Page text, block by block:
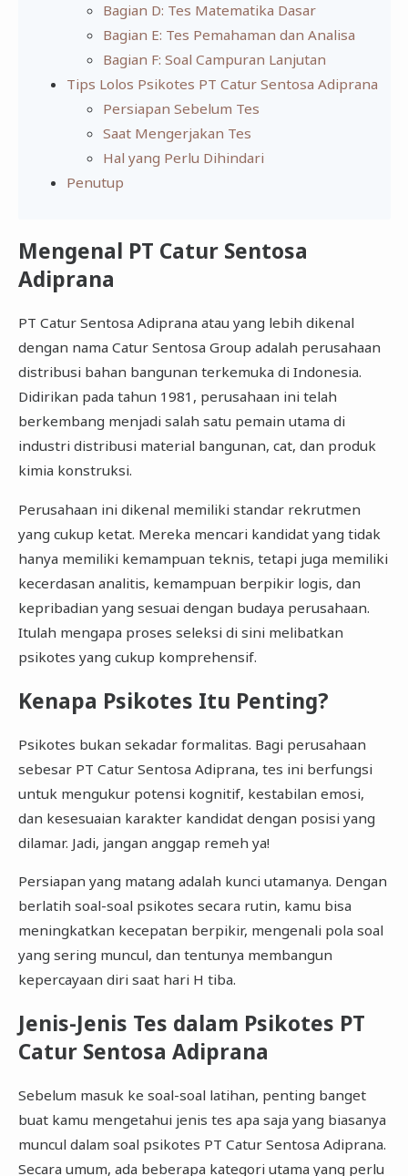
Bagian D: Tes Matematika Dasar
Bagian E: Tes Pemahaman dan Analisa
Bagian F: Soal Campuran Lanjutan
Tips Lolos Psikotes PT Catur Sentosa Adiprana
Persiapan Sebelum Tes
Saat Mengerjakan Tes
Hal yang Perlu Dihindari
Penutup
Mengenal PT Catur Sentosa
Adiprana
PT Catur Sentosa Adiprana atau yang lebih dikenal
dengan nama Catur Sentosa Group adalah perusahaan
distribusi bahan bangunan terkemuka di Indonesia.
Didirikan pada tahun 1981, perusahaan ini telah
berkembang menjadi salah satu pemain utama di
industri distribusi material bangunan, cat, dan produk
kimia konstruksi.
Perusahaan ini dikenal memiliki standar rekrutmen
yang cukup ketat. Mereka mencari kandidat yang tidak
hanya memiliki kemampuan teknis, tetapi juga memiliki
kecerdasan analitis, kemampuan berpikir logis, dan
kepribadian yang sesuai dengan budaya perusahaan.
Itulah mengapa proses seleksi di sini melibatkan
psikotes yang cukup komprehensif.
Kenapa Psikotes Itu Penting?
Psikotes bukan sekadar formalitas. Bagi perusahaan
sebesar PT Catur Sentosa Adiprana, tes ini berfungsi
untuk mengukur potensi kognitif, kestabilan emosi,
dan kesesuaian karakter kandidat dengan posisi yang
dilamar. Jadi, jangan anggap remeh ya!
Persiapan yang matang adalah kunci utamanya. Dengan
berlatih soal-soal psikotes secara rutin, kamu bisa
meningkatkan kecepatan berpikir, mengenali pola soal
yang sering muncul, dan tentunya membangun
kepercayaan diri saat hari H tiba.
Jenis-Jenis Tes dalam Psikotes PT
Catur Sentosa Adiprana
Sebelum masuk ke soal-soal latihan, penting banget
buat kamu mengetahui jenis tes apa saja yang biasanya
muncul dalam soal psikotes PT Catur Sentosa Adiprana.
Secara umum, ada beberapa kategori utama yang perlu